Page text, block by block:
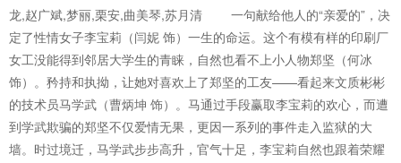
龙,赵广斌,梦丽,栗安,曲美琴,苏月清 一句献给他人的“亲爱的”，决
定了性情女子李宝莉（闫妮 饰）一生的命运。这个有模有样的印刷厂
女工没能得到邻居大学生的青睐，自然也看不上小人物郑坚（何冰
饰）。矜持和执拗，让她对喜欢上了郑坚的工友——看起来文质彬彬
的技术员马学武（曹炳坤 饰）。马通过手段赢取李宝莉的欢心，而遭
到学武欺骗的郑坚不仅爱情无果，更因一系列的事件走入监狱的大
墙。时过境迁，马学武步步高升，官气十足，李宝莉自然也跟着荣耀